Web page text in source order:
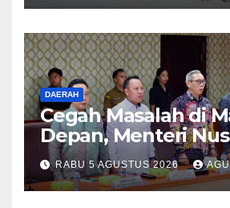
ke-81
DAERAH
Cegah Masalah di
Depan, Menteri
Pemda Percepat
Tanah Rumah
RABU 5 AGUSTUS 2026